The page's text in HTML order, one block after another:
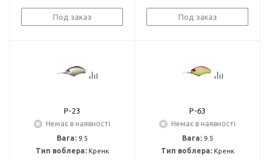
Под заказ Под заказ
P-23
Немає в наявності
Вага: 9.5
Тип воблера: Кренк
P-63
Немає в наявності
Вага: 9.5
Тип воблера: Кренк